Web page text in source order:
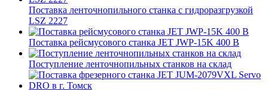
Поставка ленточнопильного станка c гидроразгрузкой
LSZ 2227
Поставка рейсмусового станка JET JWP-15K 400 В
Поступление ленточнопильных станков на склад